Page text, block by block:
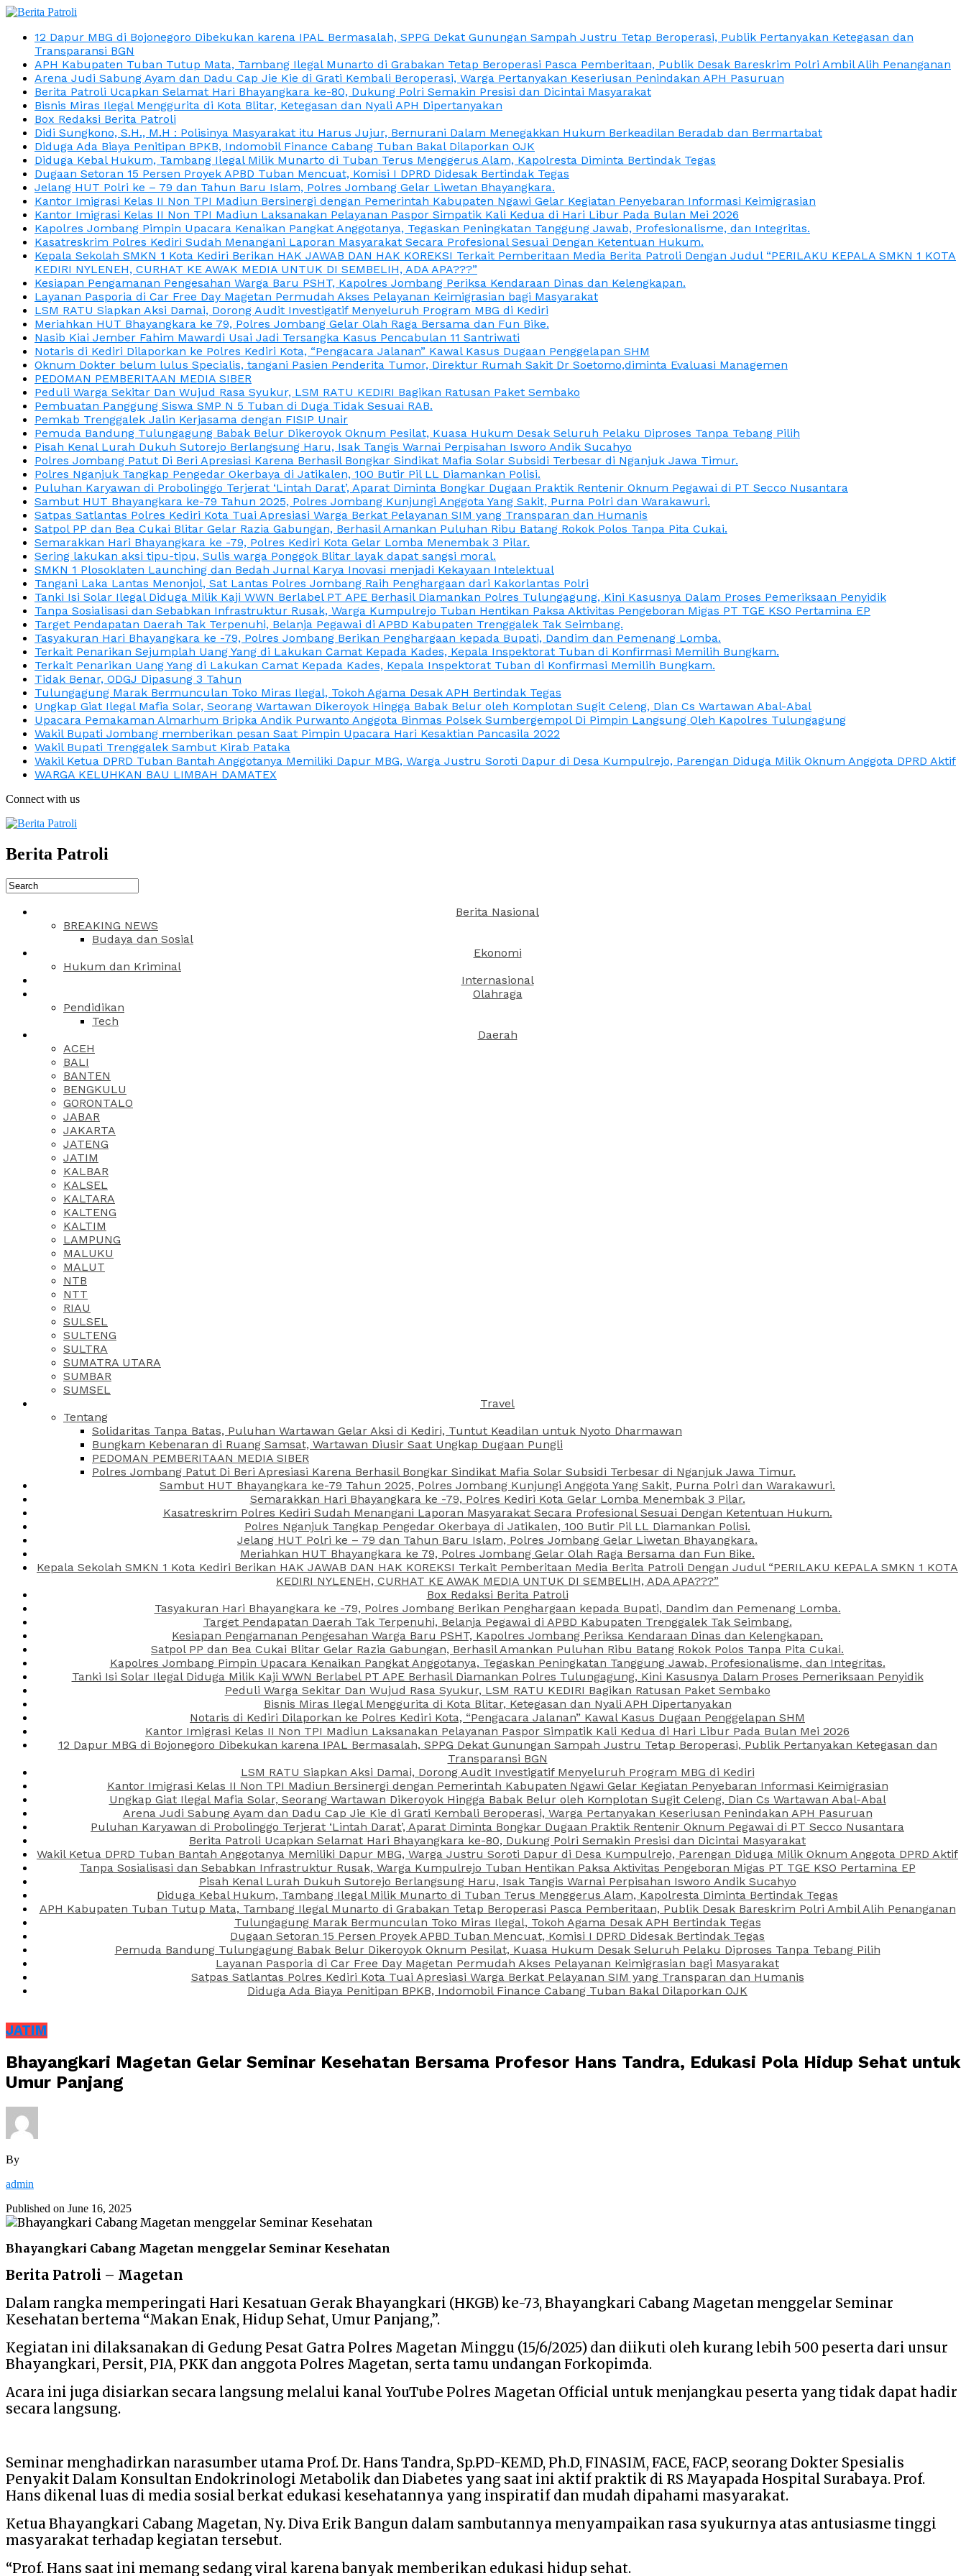
12 Dapur MBG di Bojonegoro Dibekukan karena IPAL Bermasalah, SPPG Dekat Gunungan Sampah Justru Tetap Beroperasi, Publik Pertanyakan Ketegasan dan
Transparansi BGN
APH Kabupaten Tuban Tutup Mata, Tambang Ilegal Munarto di Grabakan Tetap Beroperasi Pasca Pemberitaan, Publik Desak Bareskrim Polri Ambil Alih Penanganan
Arena Judi Sabung Ayam dan Dadu Cap Jie Kie di Grati Kembali Beroperasi, Warga Pertanyakan Keseriusan Penindakan APH Pasuruan
Berita Patroli Ucapkan Selamat Hari Bhayangkara ke-80, Dukung Polri Semakin Presisi dan Dicintai Masyarakat
Bisnis Miras Ilegal Menggurita di Kota Blitar, Ketegasan dan Nyali APH Dipertanyakan
Box Redaksi Berita Patroli
Didi Sungkono, S.H., M.H : Polisinya Masyarakat itu Harus Jujur, Bernurani Dalam Menegakkan Hukum Berkeadilan Beradab dan Bermartabat
Diduga Ada Biaya Penitipan BPKB, Indomobil Finance Cabang Tuban Bakal Dilaporkan OJK
Diduga Kebal Hukum, Tambang Ilegal Milik Munarto di Tuban Terus Menggerus Alam, Kapolresta Diminta Bertindak Tegas
Dugaan Setoran 15 Persen Proyek APBD Tuban Mencuat, Komisi I DPRD Didesak Bertindak Tegas
Jelang HUT Polri ke – 79 dan Tahun Baru Islam, Polres Jombang Gelar Liwetan Bhayangkara.
Kantor Imigrasi Kelas II Non TPI Madiun Bersinergi dengan Pemerintah Kabupaten Ngawi Gelar Kegiatan Penyebaran Informasi Keimigrasian
Kantor Imigrasi Kelas II Non TPI Madiun Laksanakan Pelayanan Paspor Simpatik Kali Kedua di Hari Libur Pada Bulan Mei 2026
Kapolres Jombang Pimpin Upacara Kenaikan Pangkat Anggotanya, Tegaskan Peningkatan Tanggung Jawab, Profesionalisme, dan Integritas.
Kasatreskrim Polres Kediri Sudah Menangani Laporan Masyarakat Secara Profesional Sesuai Dengan Ketentuan Hukum.
Kepala Sekolah SMKN 1 Kota Kediri Berikan HAK JAWAB DAN HAK KOREKSI Terkait Pemberitaan Media Berita Patroli Dengan Judul “PERILAKU KEPALA SMKN 1 KOTA
KEDIRI NYLENEH, CURHAT KE AWAK MEDIA UNTUK DI SEMBELIH, ADA APA???”
Kesiapan Pengamanan Pengesahan Warga Baru PSHT, Kapolres Jombang Periksa Kendaraan Dinas dan Kelengkapan.
Layanan Pasporia di Car Free Day Magetan Permudah Akses Pelayanan Keimigrasian bagi Masyarakat
LSM RATU Siapkan Aksi Damai, Dorong Audit Investigatif Menyeluruh Program MBG di Kediri
Meriahkan HUT Bhayangkara ke 79, Polres Jombang Gelar Olah Raga Bersama dan Fun Bike.
Nasib Kiai Jember Fahim Mawardi Usai Jadi Tersangka Kasus Pencabulan 11 Santriwati
Notaris di Kediri Dilaporkan ke Polres Kediri Kota, “Pengacara Jalanan” Kawal Kasus Dugaan Penggelapan SHM
Oknum Dokter belum lulus Specialis, tangani Pasien Penderita Tumor, Direktur Rumah Sakit Dr Soetomo,diminta Evaluasi Managemen
PEDOMAN PEMBERITAAN MEDIA SIBER
Peduli Warga Sekitar Dan Wujud Rasa Syukur, LSM RATU KEDIRI Bagikan Ratusan Paket Sembako
Pembuatan Panggung Siswa SMP N 5 Tuban di Duga Tidak Sesuai RAB.
Pemkab Trenggalek Jalin Kerjasama dengan FISIP Unair
Pemuda Bandung Tulungagung Babak Belur Dikeroyok Oknum Pesilat, Kuasa Hukum Desak Seluruh Pelaku Diproses Tanpa Tebang Pilih
Pisah Kenal Lurah Dukuh Sutorejo Berlangsung Haru, Isak Tangis Warnai Perpisahan Isworo Andik Sucahyo
Polres Jombang Patut Di Beri Apresiasi Karena Berhasil Bongkar Sindikat Mafia Solar Subsidi Terbesar di Nganjuk Jawa Timur.
Polres Nganjuk Tangkap Pengedar Okerbaya di Jatikalen, 100 Butir Pil LL Diamankan Polisi.
Puluhan Karyawan di Probolinggo Terjerat ‘Lintah Darat’, Aparat Diminta Bongkar Dugaan Praktik Rentenir Oknum Pegawai di PT Secco Nusantara
Sambut HUT Bhayangkara ke-79 Tahun 2025, Polres Jombang Kunjungi Anggota Yang Sakit, Purna Polri dan Warakawuri.
Satpas Satlantas Polres Kediri Kota Tuai Apresiasi Warga Berkat Pelayanan SIM yang Transparan dan Humanis
Satpol PP dan Bea Cukai Blitar Gelar Razia Gabungan, Berhasil Amankan Puluhan Ribu Batang Rokok Polos Tanpa Pita Cukai.
Semarakkan Hari Bhayangkara ke -79, Polres Kediri Kota Gelar Lomba Menembak 3 Pilar.
Sering lakukan aksi tipu-tipu, Sulis warga Ponggok Blitar layak dapat sangsi moral.
SMKN 1 Plosoklaten Launching dan Bedah Jurnal Karya Inovasi menjadi Kekayaan Intelektual
Tangani Laka Lantas Menonjol, Sat Lantas Polres Jombang Raih Penghargaan dari Kakorlantas Polri
Tanki Isi Solar Ilegal Diduga Milik Kaji WWN Berlabel PT APE Berhasil Diamankan Polres Tulungagung, Kini Kasusnya Dalam Proses Pemeriksaan Penyidik
Tanpa Sosialisasi dan Sebabkan Infrastruktur Rusak, Warga Kumpulrejo Tuban Hentikan Paksa Aktivitas Pengeboran Migas PT TGE KSO Pertamina EP
Target Pendapatan Daerah Tak Terpenuhi, Belanja Pegawai di APBD Kabupaten Trenggalek Tak Seimbang.
Tasyakuran Hari Bhayangkara ke -79, Polres Jombang Berikan Penghargaan kepada Bupati, Dandim dan Pemenang Lomba.
Terkait Penarikan Sejumplah Uang Yang di Lakukan Camat Kepada Kades, Kepala Inspektorat Tuban di Konfirmasi Memilih Bungkam.
Terkait Penarikan Uang Yang di Lakukan Camat Kepada Kades, Kepala Inspektorat Tuban di Konfirmasi Memilih Bungkam.
Tidak Benar, ODGJ Dipasung 3 Tahun
Tulungagung Marak Bermunculan Toko Miras Ilegal, Tokoh Agama Desak APH Bertindak Tegas
Ungkap Giat Ilegal Mafia Solar, Seorang Wartawan Dikeroyok Hingga Babak Belur oleh Komplotan Sugit Celeng, Dian Cs Wartawan Abal-Abal
Upacara Pemakaman Almarhum Bripka Andik Purwanto Anggota Binmas Polsek Sumbergempol Di Pimpin Langsung Oleh Kapolres Tulungagung
Wakil Bupati Jombang memberikan pesan Saat Pimpin Upacara Hari Kesaktian Pancasila 2022
Wakil Bupati Trenggalek Sambut Kirab Pataka
Wakil Ketua DPRD Tuban Bantah Anggotanya Memiliki Dapur MBG, Warga Justru Soroti Dapur di Desa Kumpulrejo, Parengan Diduga Milik Oknum Anggota DPRD Aktif
WARGA KELUHKAN BAU LIMBAH DAMATEX
Connect with us
Berita Patroli
Berita Nasional
BREAKING NEWS
Budaya dan Sosial
Ekonomi
Hukum dan Kriminal
Internasional
Olahraga
Pendidikan
Tech
Daerah
ACEH
BALI
BANTEN
BENGKULU
GORONTALO
JABAR
JAKARTA
JATENG
JATIM
KALBAR
KALSEL
KALTARA
KALTENG
KALTIM
LAMPUNG
MALUKU
MALUT
NTB
NTT
RIAU
SULSEL
SULTENG
SULTRA
SUMATRA UTARA
SUMBAR
SUMSEL
Travel
Tentang
Solidaritas Tanpa Batas, Puluhan Wartawan Gelar Aksi di Kediri, Tuntut Keadilan untuk Nyoto Dharmawan
Bungkam Kebenaran di Ruang Samsat, Wartawan Diusir Saat Ungkap Dugaan Pungli
PEDOMAN PEMBERITAAN MEDIA SIBER
Polres Jombang Patut Di Beri Apresiasi Karena Berhasil Bongkar Sindikat Mafia Solar Subsidi Terbesar di Nganjuk Jawa Timur.
Sambut HUT Bhayangkara ke-79 Tahun 2025, Polres Jombang Kunjungi Anggota Yang Sakit, Purna Polri dan Warakawuri.
Semarakkan Hari Bhayangkara ke -79, Polres Kediri Kota Gelar Lomba Menembak 3 Pilar.
Kasatreskrim Polres Kediri Sudah Menangani Laporan Masyarakat Secara Profesional Sesuai Dengan Ketentuan Hukum.
Polres Nganjuk Tangkap Pengedar Okerbaya di Jatikalen, 100 Butir Pil LL Diamankan Polisi.
Jelang HUT Polri ke – 79 dan Tahun Baru Islam, Polres Jombang Gelar Liwetan Bhayangkara.
Meriahkan HUT Bhayangkara ke 79, Polres Jombang Gelar Olah Raga Bersama dan Fun Bike.
Kepala Sekolah SMKN 1 Kota Kediri Berikan HAK JAWAB DAN HAK KOREKSI Terkait Pemberitaan Media Berita Patroli Dengan Judul “PERILAKU KEPALA SMKN 1 KOTA
KEDIRI NYLENEH, CURHAT KE AWAK MEDIA UNTUK DI SEMBELIH, ADA APA???”
Box Redaksi Berita Patroli
Tasyakuran Hari Bhayangkara ke -79, Polres Jombang Berikan Penghargaan kepada Bupati, Dandim dan Pemenang Lomba.
Target Pendapatan Daerah Tak Terpenuhi, Belanja Pegawai di APBD Kabupaten Trenggalek Tak Seimbang.
Kesiapan Pengamanan Pengesahan Warga Baru PSHT, Kapolres Jombang Periksa Kendaraan Dinas dan Kelengkapan.
Satpol PP dan Bea Cukai Blitar Gelar Razia Gabungan, Berhasil Amankan Puluhan Ribu Batang Rokok Polos Tanpa Pita Cukai.
Kapolres Jombang Pimpin Upacara Kenaikan Pangkat Anggotanya, Tegaskan Peningkatan Tanggung Jawab, Profesionalisme, dan Integritas.
Tanki Isi Solar Ilegal Diduga Milik Kaji WWN Berlabel PT APE Berhasil Diamankan Polres Tulungagung, Kini Kasusnya Dalam Proses Pemeriksaan Penyidik
Peduli Warga Sekitar Dan Wujud Rasa Syukur, LSM RATU KEDIRI Bagikan Ratusan Paket Sembako
Bisnis Miras Ilegal Menggurita di Kota Blitar, Ketegasan dan Nyali APH Dipertanyakan
Notaris di Kediri Dilaporkan ke Polres Kediri Kota, “Pengacara Jalanan” Kawal Kasus Dugaan Penggelapan SHM
Kantor Imigrasi Kelas II Non TPI Madiun Laksanakan Pelayanan Paspor Simpatik Kali Kedua di Hari Libur Pada Bulan Mei 2026
12 Dapur MBG di Bojonegoro Dibekukan karena IPAL Bermasalah, SPPG Dekat Gunungan Sampah Justru Tetap Beroperasi, Publik Pertanyakan Ketegasan dan
Transparansi BGN
LSM RATU Siapkan Aksi Damai, Dorong Audit Investigatif Menyeluruh Program MBG di Kediri
Kantor Imigrasi Kelas II Non TPI Madiun Bersinergi dengan Pemerintah Kabupaten Ngawi Gelar Kegiatan Penyebaran Informasi Keimigrasian
Ungkap Giat Ilegal Mafia Solar, Seorang Wartawan Dikeroyok Hingga Babak Belur oleh Komplotan Sugit Celeng, Dian Cs Wartawan Abal-Abal
Arena Judi Sabung Ayam dan Dadu Cap Jie Kie di Grati Kembali Beroperasi, Warga Pertanyakan Keseriusan Penindakan APH Pasuruan
Puluhan Karyawan di Probolinggo Terjerat ‘Lintah Darat’, Aparat Diminta Bongkar Dugaan Praktik Rentenir Oknum Pegawai di PT Secco Nusantara
Berita Patroli Ucapkan Selamat Hari Bhayangkara ke-80, Dukung Polri Semakin Presisi dan Dicintai Masyarakat
Wakil Ketua DPRD Tuban Bantah Anggotanya Memiliki Dapur MBG, Warga Justru Soroti Dapur di Desa Kumpulrejo, Parengan Diduga Milik Oknum Anggota DPRD Aktif
Tanpa Sosialisasi dan Sebabkan Infrastruktur Rusak, Warga Kumpulrejo Tuban Hentikan Paksa Aktivitas Pengeboran Migas PT TGE KSO Pertamina EP
Pisah Kenal Lurah Dukuh Sutorejo Berlangsung Haru, Isak Tangis Warnai Perpisahan Isworo Andik Sucahyo
Diduga Kebal Hukum, Tambang Ilegal Milik Munarto di Tuban Terus Menggerus Alam, Kapolresta Diminta Bertindak Tegas
APH Kabupaten Tuban Tutup Mata, Tambang Ilegal Munarto di Grabakan Tetap Beroperasi Pasca Pemberitaan, Publik Desak Bareskrim Polri Ambil Alih Penanganan
Tulungagung Marak Bermunculan Toko Miras Ilegal, Tokoh Agama Desak APH Bertindak Tegas
Dugaan Setoran 15 Persen Proyek APBD Tuban Mencuat, Komisi I DPRD Didesak Bertindak Tegas
Pemuda Bandung Tulungagung Babak Belur Dikeroyok Oknum Pesilat, Kuasa Hukum Desak Seluruh Pelaku Diproses Tanpa Tebang Pilih
Layanan Pasporia di Car Free Day Magetan Permudah Akses Pelayanan Keimigrasian bagi Masyarakat
Satpas Satlantas Polres Kediri Kota Tuai Apresiasi Warga Berkat Pelayanan SIM yang Transparan dan Humanis
Diduga Ada Biaya Penitipan BPKB, Indomobil Finance Cabang Tuban Bakal Dilaporkan OJK
JATIM
Bhayangkari Magetan Gelar Seminar Kesehatan Bersama Profesor Hans Tandra, Edukasi Pola Hidup Sehat untuk
Umur Panjang
By
admin
Published on June 16, 2025
Bhayangkari Cabang Magetan menggelar Seminar Kesehatan
Berita Patroli – Magetan
Dalam rangka memperingati Hari Kesatuan Gerak Bhayangkari (HKGB) ke-73, Bhayangkari Cabang Magetan menggelar Seminar
Kesehatan bertema “Makan Enak, Hidup Sehat, Umur Panjang,”.
Kegiatan ini dilaksanakan di Gedung Pesat Gatra Polres Magetan Minggu (15/6/2025) dan diikuti oleh kurang lebih 500 peserta dari unsur
Bhayangkari, Persit, PIA, PKK dan anggota Polres Magetan, serta tamu undangan Forkopimda.
Acara ini juga disiarkan secara langsung melalui kanal YouTube Polres Magetan Official untuk menjangkau peserta yang tidak dapat hadir
secara langsung.
Seminar menghadirkan narasumber utama Prof. Dr. Hans Tandra, Sp.PD-KEMD, Ph.D, FINASIM, FACE, FACP, seorang Dokter Spesialis
Penyakit Dalam Konsultan Endokrinologi Metabolik dan Diabetes yang saat ini aktif praktik di RS Mayapada Hospital Surabaya. Prof.
Hans dikenal luas di media sosial berkat edukasi kesehatannya yang inspiratif dan mudah dipahami masyarakat.
Ketua Bhayangkari Cabang Magetan, Ny. Diva Erik Bangun dalam sambutannya menyampaikan rasa syukurnya atas antusiasme tinggi
masyarakat terhadap kegiatan tersebut.
“Prof. Hans saat ini memang sedang viral karena banyak memberikan edukasi hidup sehat.